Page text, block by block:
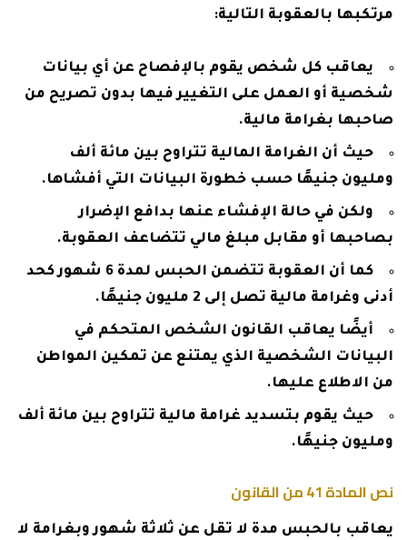
مرتكبها بالعقوبة التالية:
يعاقب كل شخص يقوم بالإفصاح عن أي بيانات
شخصية أو العمل على التغيير فيها بدون تصريح من
صاحبها بغرامة مالية.
حيث أن الغرامة المالية تتراوح بين مائة ألف
ومليون جنيهًا حسب خطورة البيانات التي أفشاها.
ولكن في حالة الإفشاء عنها بدافع الإضرار
بصاحبها أو مقابل مبلغ مالي تتضاعف العقوبة.
كما أن العقوبة تتضمن الحبس لمدة 6 شهور كحد
أدنى وغرامة مالية تصل إلى 2 مليون جنيهًا.
أيضًا يعاقب القانون الشخص المتحكم في
البيانات الشخصية الذي يمتنع عن تمكين المواطن
من الاطلاع عليها.
حيث يقوم بتسديد غرامة مالية تتراوح بين مائة ألف
ومليون جنيهًا.
نص المادة 41 من القانون
يعاقب بالحبس مدة لا تقل عن ثلاثة شهور وبغرامة لا